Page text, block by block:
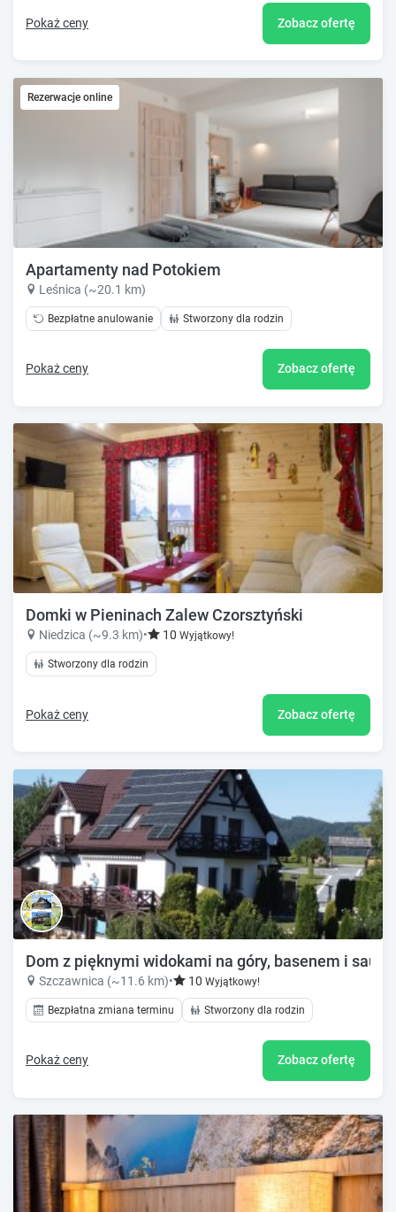
Pokaż ceny Zobacz ofertę
Rezerwacje online
Apartamenty nad Potokiem
Leśnica (~20.1 km)
Bezpłatne anulowanie Stworzony dla rodzin
Pokaż ceny Zobacz ofertę
Domki w Pieninach Zalew Czorsztyński
Niedzica (~9.3 km)• 10 Wyjątkowy!
Stworzony dla rodzin
Pokaż ceny Zobacz ofertę
Dom z pięknymi widokami na góry, basenem i
Szczawnica (~11.6 km)• 10 Wyjątkowy!
Bezpłatna zmiana terminu Stworzony dla rodzin
Pokaż ceny Zobacz ofertę